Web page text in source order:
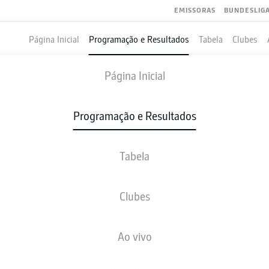
EMISSORAS
Página Inicial Programação e Resultados Tabela Clubes
Página Inicial
Programação e Resultados
Tabela
Clubes
Ao vivo
RB LEIPZIG COLOGNE
ESCALAÇÕES